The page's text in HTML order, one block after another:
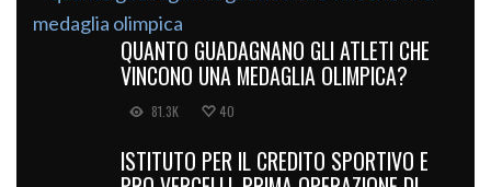
QUANTO GUADAGNANO GLI ATLETI CHE
VINCONO UNA MEDAGLIA OLIMPICA?
81.3K 40
ISTITUTO PER IL CREDITO SPORTIVO E